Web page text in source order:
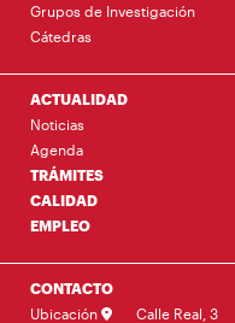
Grupos de Investigación
Cátedras
ACTUALIDAD
Noticias
Agenda
TRÁMITES
CALIDAD
EMPLEO
CONTACTO
Ubicación
Calle Real, 3